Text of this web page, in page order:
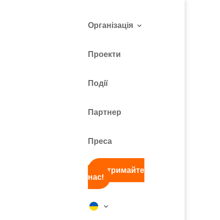
Організація
Проекти
Події
Партнер
Преса
Підтримайте
нас!